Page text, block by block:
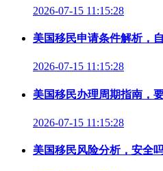
2026-07-15 11:15:28
美国移民申请条件解析，
2026-07-15 11:15:28
美国移民办理周期指南，
2026-07-15 11:15:28
美国移民风险分析，安全